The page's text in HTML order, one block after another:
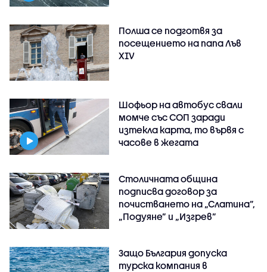
Полша се подготвя за
посещението на папа Лъв
XIV
Шофьор на автобус свали
момче със СОП заради
изтекла карта, то вървя с
часове в жегата
Столичната община
подписва договор за
почистването на „Слатина”,
„Подуяне” и „Изгрев”
Защо България допуска
турска компания в